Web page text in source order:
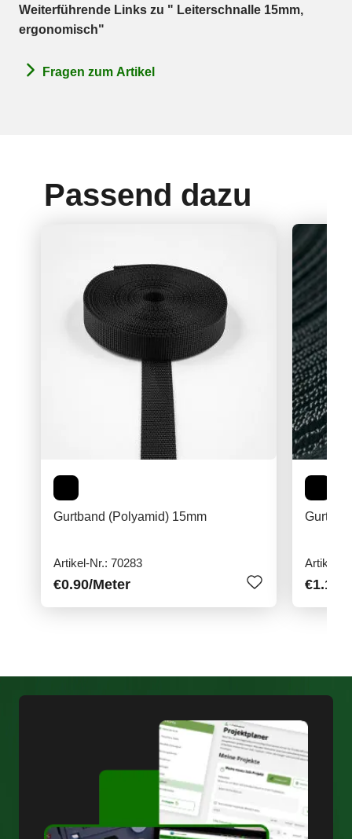
Weiterführende Links zu " Leiterschnalle 15mm,
ergonomisch"
Fragen zum Artikel
Passend dazu
Gurtband (Polyamid) 15mm
Artikel-Nr.: 70283
€0.90/Meter
Artikel-
€1.10